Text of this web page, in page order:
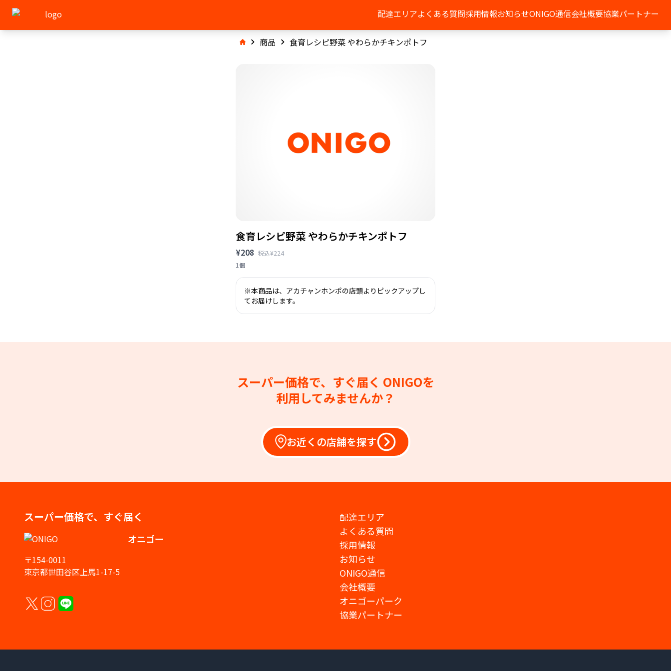
配達エリアよくある質問採用情報お知らせONIGO通信会社概要協業パートナー
商品 食育レシピ野菜 やわらかチキンポトフ
食育レシピ野菜 やわらかチキンポトフ
¥208 税込¥224
1個
※本商品は、アカチャンホンポの店頭よりピックアップし
てお届けします。
スーパー価格で、すぐ届く ONIGOを
利用してみませんか？
お近くの店舗を探す
スーパー価格で、すぐ届く
オニゴー
〒154-0011
東京都世田谷区上馬1-17-5
配達エリア
よくある質問
採用情報
お知らせ
ONIGO通信
会社概要
オニゴーパーク
協業パートナー